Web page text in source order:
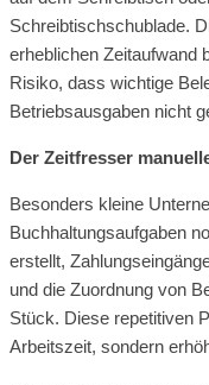
Schreibtischschublade.
erheblichen Zeitaufwand
Risiko, dass wichtige
Betriebsausgaben nicht
Der Zeitfresser
Besonders kleine
Buchhaltungsaufgaben
erstellt,
und die Zuordnung von
Stück. Diese repetitiven
Arbeitszeit, sondern